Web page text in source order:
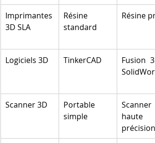
Imprimantes
3D SLA
Résine
standard
Résine pro
Logiciels 3D TinkerCAD
Fusion
Scanner 3D
Portable
simple
Scanner
haute
précision